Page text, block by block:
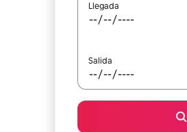
Llegada
Salida